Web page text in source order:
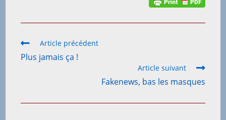
Article précédent
Plus jamais ça !
Article suivant
Fakenews, bas les masques